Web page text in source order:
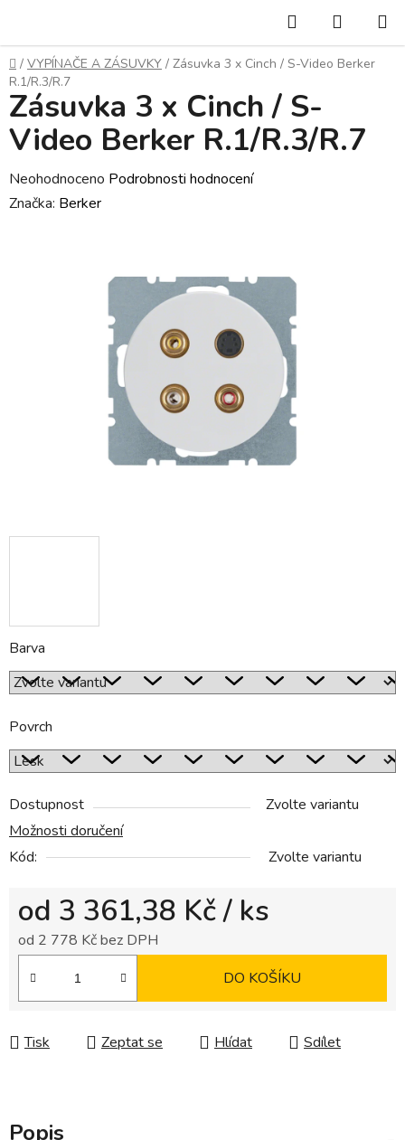
obsah
Hledat
KOŠÍK
Domů
/ VYPÍNAČE A ZÁSUVKY / Zásuvka 3 x Cinch / S-Video Berker
R.1/R.3/R.7
Barva
Povrch
Dostupnost
Zvolte variantu
Možnosti doručení
Kód:
Zvolte variantu
od 3 361,38 Kč/ ks
od 2 778 Kčbez DPH
DO KOŠÍKU
Tisk Zeptat se Hlídat Sdílet
Zásuvka 3 x Cinch / S-
Video Berker R.1/R.3/R.7
Průměrné
hodnocení
Neohodnoceno Podrobnosti hodnocení
Značka: Berker
Popis